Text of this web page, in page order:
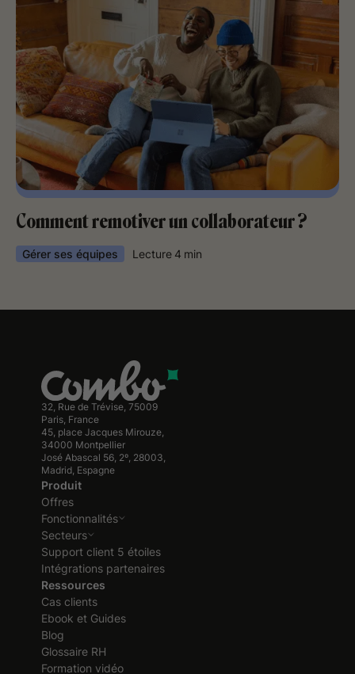
Comment remotiver un collaborateur ?
Gérer ses équipes Lecture 4 min
32, Rue de Trévise, 75009
Paris, France
45, place Jacques Mirouze,
34000 Montpellier
José Abascal 56, 2º, 28003,
Madrid, Espagne
Produit
Offres
Fonctionnalités
Secteurs
Support client 5 étoiles
Intégrations partenaires
Ressources
Cas clients
Ebook et Guides
Blog
Glossaire RH
Formation vidéo